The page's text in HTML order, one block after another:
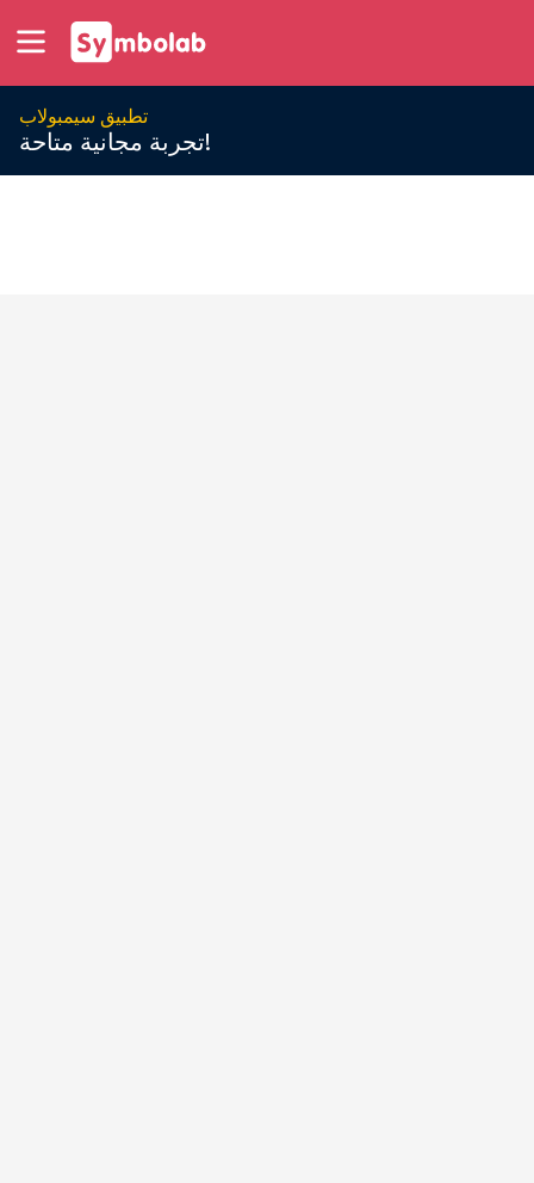
تطبيق سيمبولاب
تجربة مجانية متاحة!